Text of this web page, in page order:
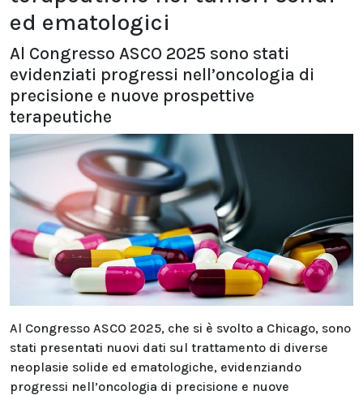
ed ematologici
Al Congresso ASCO 2025 sono stati
evidenziati progressi nell’oncologia di
precisione e nuove prospettive
terapeutiche
Al Congresso ASCO 2025, che si è svolto a Chicago, sono
stati presentati nuovi dati sul trattamento di diverse
neoplasie solide ed ematologiche, evidenziando
progressi nell’oncologia di precisione e nuove